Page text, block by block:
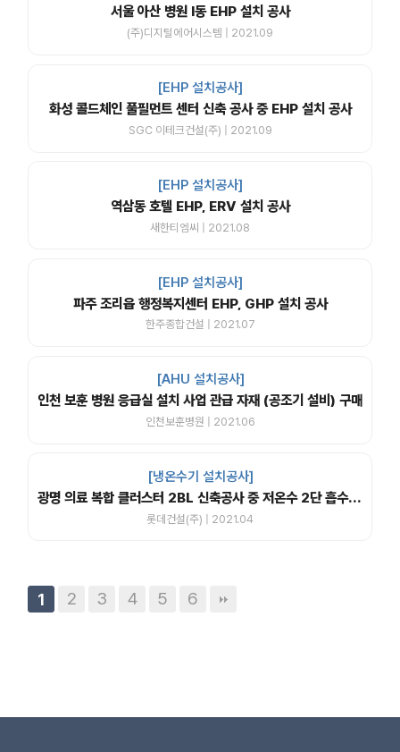
서울 아산 병원 I동 EHP 설치 공사
(주)디지털에어시스템 | 2021.09
[EHP 설치공사]
화성 콜드체인 풀필먼트 센터 신축 공사 중 EHP 설치 공사
SGC 이테크건설(주) | 2021.09
[EHP 설치공사]
역삼동 호텔 EHP, ERV 설치 공사
새한티엠씨 | 2021.08
[EHP 설치공사]
파주 조리읍 행정복지센터 EHP, GHP 설치 공사
한주종합건설 | 2021.07
[AHU 설치공사]
인천 보훈 병원 응급실 설치 사업 관급 자재 (공조기 설비) 구매
인천보훈병원 | 2021.06
[냉온수기 설치공사]
광명 의료 복합 클러스터 2BL 신축공사 중 저온수 2단 흡수식 냉동기 납품 공사
롯데건설(주) | 2021.04
1 2 3 4 5 6